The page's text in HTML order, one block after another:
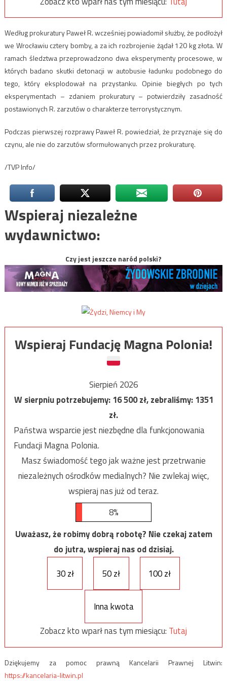
Według prokuratury Paweł R. wcześniej powiadomił służby, że podłożył
we Wrocławiu cztery bomby, a za ich rozbrojenie żądał 120 kg złota. W
ramach śledztwa przeprowadzono dwa eksperymenty procesowe, w
których badano skutki detonacji w autobusie ładunku podobnego do
tego, który eksplodował na przystanku. Opinie biegłych po tych
eksperymentach – zdaniem prokuratury – potwierdziły zasadność
postawionych R. zarzutów o charakterze terrorystycznym.
Podczas pierwszej rozprawy Paweł R. powiedział, że przyznaje się do
czynu, ale nie do zarzutów sformułowanych przez prokuraturę.
/TVP Info/
Wspieraj niezależne
wydawnictwo:
Czy jest jeszcze naród polski?
Wspieraj Fundację Magna Polonia!
Sierpień 2026
W sierpniu potrzebujemy:16 500zł, zebraliśmy:1351
zł.
Państwa wsparcie jest niezbędne dla funkcjonowania
Fundacji Magna Polonia.
Masz świadomość tego jak ważne jest przetrwanie
niezależnych ośrodków medialnych? Nie zwlekaj więc,
wspieraj nas już od teraz.
8%
Uważasz, że robimy dobrą robotę? Nie czekaj zatem
do jutra, wspieraj nas od dzisiaj.
30 zł
50 zł 100 zł
Inna kwota
Zobacz kto wparł nas tym miesiącu: Tutaj
Dziękujemy za pomoc prawną Kancelarii Prawnej Litwin:
https://kancelaria-litwin.pl